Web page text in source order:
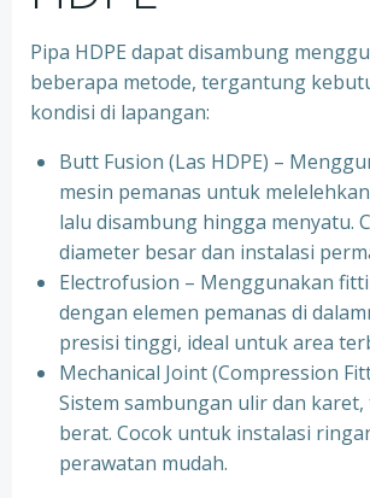
Pipa HDPE dapat disambung
beberapa metode, tergantung
kondisi di lapangan:
Butt Fusion (Las HDPE) –
mesin pemanas untuk
lalu disambung hingga menyatu.
diameter besar dan instalasi
Electrofusion – Menggunakan
dengan elemen pemanas di
presisi tinggi, ideal untuk area
Mechanical Joint (Compression
Sistem sambungan ulir dan
berat. Cocok untuk instalasi
perawatan mudah.